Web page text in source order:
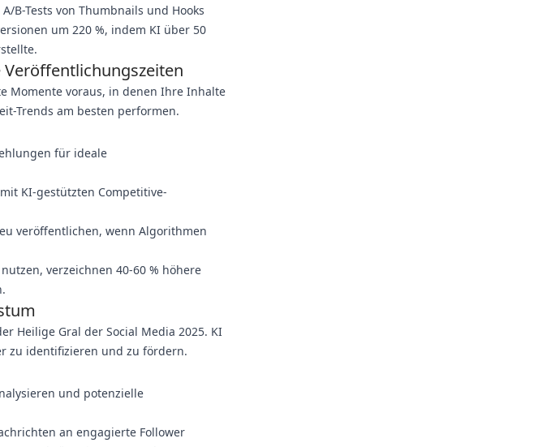
B-Tests von Thumbnails und Hooks
um 220 %, indem KI über 50
Momente voraus, in denen Ihre Inhalte
Trends am besten performen.
für ideale
KI-gestützten Competitive-
veröffentlichen, wenn Algorithmen
verzeichnen 40-60 % höhere
Heilige Gral der Social Media 2025. KI
zu identifizieren und zu fördern.
und potenzielle
an engagierte Follower